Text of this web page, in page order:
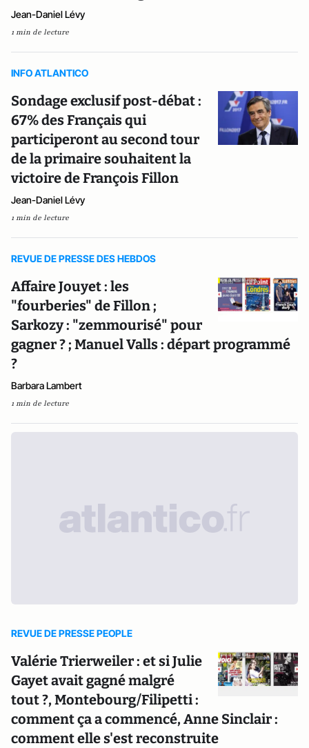
Jean-Daniel Lévy
1 min de lecture
INFO ATLANTICO
Sondage exclusif post-débat :
67% des Français qui
participeront au second tour
de la primaire souhaitent la
victoire de François Fillon
Jean-Daniel Lévy
1 min de lecture
REVUE DE PRESSE DES HEBDOS
Affaire Jouyet : les
"fourberies" de Fillon ;
Sarkozy : "zemmourisé" pour
gagner ? ; Manuel Valls : départ programmé
?
Barbara Lambert
1 min de lecture
REVUE DE PRESSE PEOPLE
Valérie Trierweiler : et si Julie
Gayet avait gagné malgré
tout ?, Montebourg/Filipetti :
comment ça a commencé, Anne Sinclair :
comment elle s'est reconstruite